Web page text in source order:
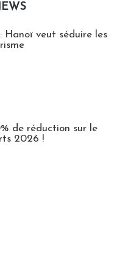
Hanoï veut séduire les
de réduction sur le
2026 !